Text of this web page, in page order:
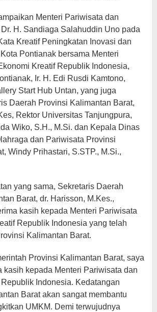
Menteri Pariwisata dan
H. Sandiaga Salahuddin Uno pada
Kreatif Peningkatan Inovasi dan
Pontianak bersama Menteri
Kreatif Republik Indonesia,
Ir. H. Edi Rusdi Kamtono,
Start Hub Untan, yang juga
Daerah Provinsi Kalimantan Barat,
Rektor Universitas Tanjungpura,
Wiko, S.H., M.Si. dan Kepala Dinas
dan Pariwisata Provinsi
Windy Prihastari, S.STP., M.Si.,
yang sama, Sekretaris Daerah
Barat, dr. Harisson, M.Kes.,
kasih kepada Menteri Pariwisata
Republik Indonesia yang telah
Kalimantan Barat.
Provinsi Kalimantan Barat, saya
kasih kepada Menteri Pariwisata dan
Indonesia. Kedatangan
Barat akan sangat membantu
UMKM. Demi terwujudnya